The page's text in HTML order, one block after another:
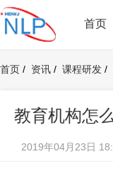
首页
首页 / 资讯 / 课程研发 /
教育机构怎
2019年04月23日